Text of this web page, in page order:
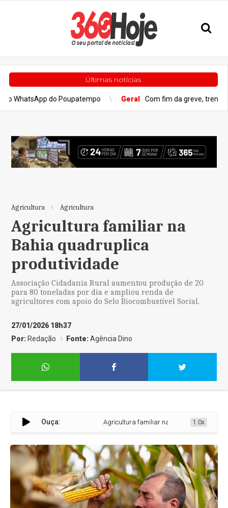
Últimas notícias
do Poupatempo Geral Com fim da greve, trens da CPTM
Agricultura Agricultura
Agricultura familiar na
Bahia quadruplica
produtividade
Associação Cidadania Rural aumentou produção de 20
para 80 toneladas por dia e ampliou renda de
agricultores com apoio do Selo Biocombustível Social.
27/01/2026 18h37
Por: Redação Fonte:Agência Dino
Ouça: Agricultura familiar na Bahia quadruplica
1.0x